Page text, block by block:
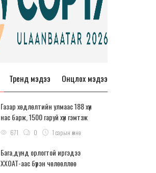
Тренд мэдээ Онцлох мэдээ
Газар хөдлөлтийн улмаас 188 хүн
нас барж, 1500 гаруй хүн гэмтэж
бэртжээ
671 0 1 сарын өмнө
Бага,дунд орлогтой иргэдээ
ХХОАТ-аас бүрэн чөлөөллөө